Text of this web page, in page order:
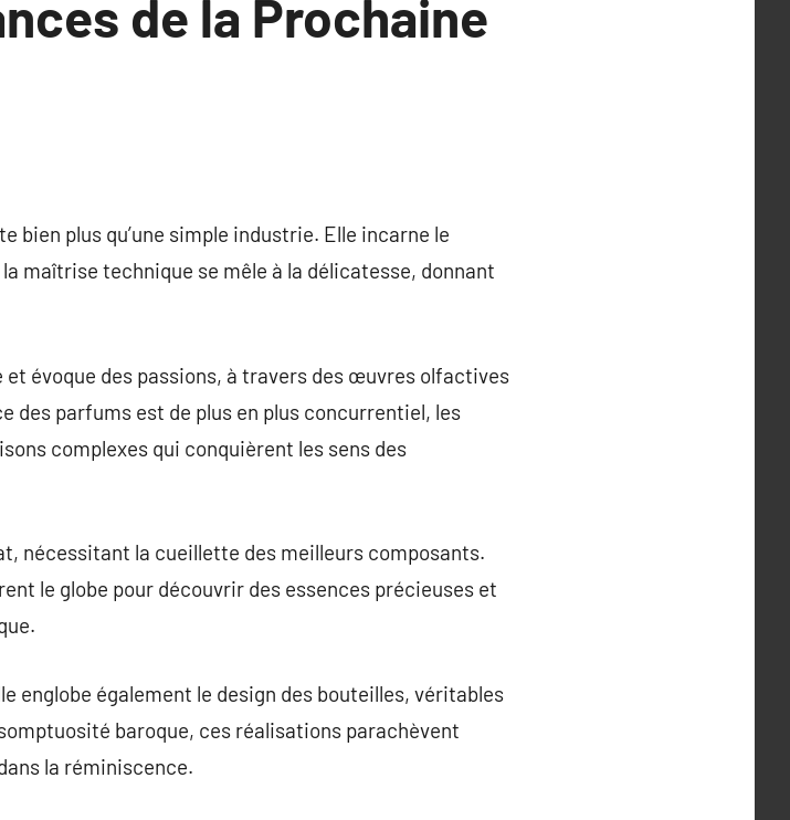
de la Prochaine
plus qu’une simple industrie. Elle incarne le
maîtrise technique se mêle à la délicatesse, donnant
évoque des passions, à travers des œuvres olfactives
des parfums est de plus en plus concurrentiel, les
complexes qui conquièrent les sens des
nécessitant la cueillette des meilleurs composants.
le globe pour découvrir des essences précieuses et
englobe également le design des bouteilles, véritables
baroque, ces réalisations parachèvent
la réminiscence.